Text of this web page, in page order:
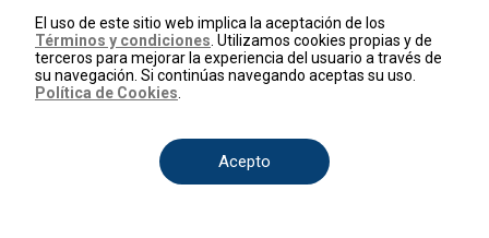
Política de cookies
Términos y condiciones
© 2026, RCN Medios.
Todos los derechos reservados.
El uso de este sitio web implica la aceptación de los
Términos y condiciones . Utilizamos cookies propias y de
terceros para mejorar la experiencia del usuario a través de
su navegación. Si continúas navegando aceptas su uso.
Política de Cookies
Acepto